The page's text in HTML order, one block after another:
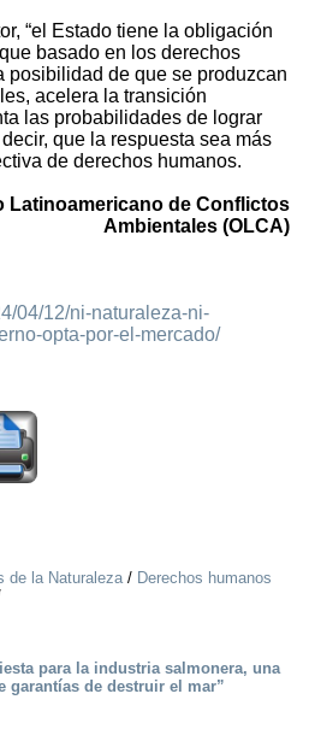
“el Estado tiene la obligación
basado en los derechos
posibilidad de que se produzcan
acelera la transición
las probabilidades de lograr
que la respuesta sea más
de derechos humanos.
Latinoamericano de Conflictos
Ambientales (OLCA)
04/12/ni-naturaleza-ni-
opta-por-el-mercado/
de la Naturaleza/ Derechos humanos
para la industria salmonera, una
garantías de destruir el mar”